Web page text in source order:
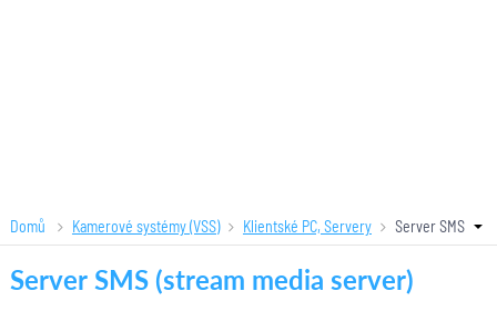
Domů Kamerové systémy (VSS) Klientské PC, Servery Server SMS
Server SMS (stream media server)